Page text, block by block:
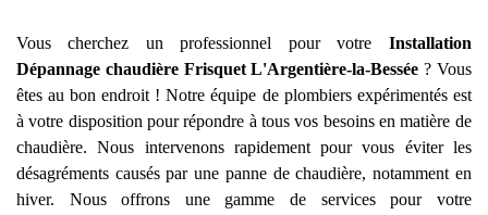
Vous cherchez un professionnel pour votre Installation
Dépannage chaudière Frisquet L'Argentière-la-Bessée ? Vous
êtes au bon endroit ! Notre équipe de plombiers expérimentés est
à votre disposition pour répondre à tous vos besoins en matière de
chaudière. Nous intervenons rapidement pour vous éviter les
désagréments causés par une panne de chaudière, notamment en
hiver. Nous offrons une gamme de services pour votre